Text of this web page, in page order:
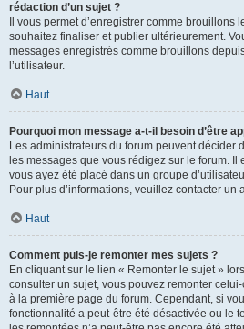
rédaction d’un sujet ?
Il vous permet d’enregistrer comme brouillons
souhaitez finaliser et publier ultérieurement.
messages enregistrés comme brouillons
l’utilisateur.
Haut
Pourquoi mon message a-t-il besoin d’être
Les administrateurs du forum peuvent décider
les messages que vous rédigez sur le forum. Il
vous ayez été placé dans un groupe
Pour plus d’informations, veuillez contacter un
Haut
Comment puis-je remonter mes sujets ?
En cliquant sur le lien « Remonter le sujet »
consulter un sujet, vous pouvez remonter
à la première page du forum. Cependant, si
fonctionnalité a peut-être été désactivée ou le